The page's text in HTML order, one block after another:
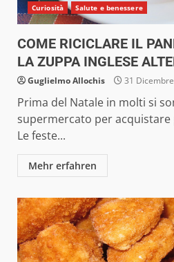
Curiosità Salute e benessere
COME RICICLARE IL
LA ZUPPA INGLESE
Guglielmo Allochis 31
Prima del Natale in molti si
supermercato per
Le feste...
Mehr erfahren